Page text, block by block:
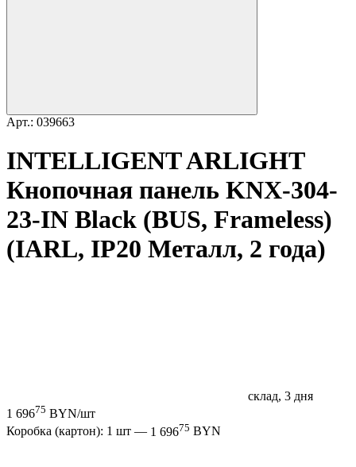
Арт.: 039663
INTELLIGENT ARLIGHT
Кнопочная панель KNX-304-
23-IN Black (BUS, Frameless)
(IARL, IP20 Металл, 2 года)
склад, 3 дня
1 69675 BYN/шт
Коробка (картон): 1 шт — 1 69675 BYN